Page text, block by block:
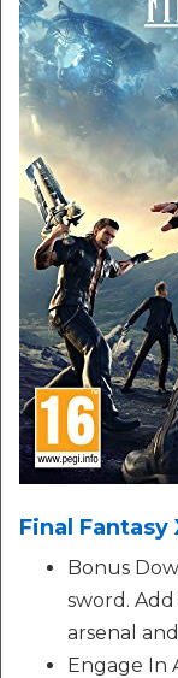
Final Fantasy
Bonus
sword.
arsenal
Engage In